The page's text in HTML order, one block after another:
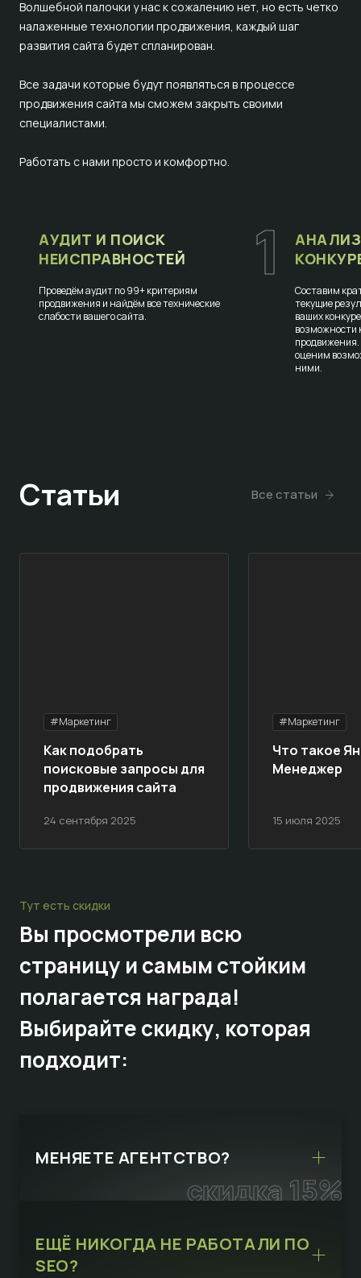
Волшебной палочки у нас к сожалению нет, но есть четко
налаженные технологии продвижения, каждый шаг
развития сайта будет спланирован.
Все задачи которые будут появляться в процессе
продвижения сайта мы сможем закрыть своими
специалистами.
Работать с нами просто и комфортно.
1
АУДИТ И ПОИСК
НЕИСПРАВНОСТЕЙ
Проведём аудит по 99+ критериям
продвижения и найдём все технические
слабости вашего сайта.
Составим
текущие
ваших
возможности
оценим
ними.
Статьи Все статьи
#Маркетинг
24 сентября 2025
Как подобрать
поисковые запросы для
продвижения сайта
#Маркетинг
15 июля 2025
Что такое
Менеджер
Тут есть скидки
Вы просмотрели всю
страницу и самым стойким
полагается награда!
Выбирайтескидку, которая
подходит:
скидка 15%
МЕНЯЕТЕ АГЕНТСТВО?
ЕЩЁ НИКОГДА НЕ РАБОТАЛИ ПО
SEO?